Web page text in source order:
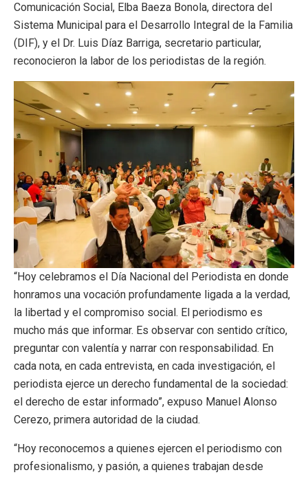
Comunicación Social, Elba Baeza Bonola, directora del
Sistema Municipal para el Desarrollo Integral de la Familia
(DIF), y el Dr. Luis Díaz Barriga, secretario particular,
reconocieron la labor de los periodistas de la región.
“Hoy celebramos el Día Nacional del Periodista en donde
honramos una vocación profundamente ligada a la verdad,
la libertad y el compromiso social. El periodismo es
mucho más que informar. Es observar con sentido crítico,
preguntar con valentía y narrar con responsabilidad. En
cada nota, en cada entrevista, en cada investigación, el
periodista ejerce un derecho fundamental de la sociedad:
el derecho de estar informado”, expuso Manuel Alonso
Cerezo, primera autoridad de la ciudad.
“Hoy reconocemos a quienes ejercen el periodismo con
profesionalismo, y pasión, a quienes trabajan desde